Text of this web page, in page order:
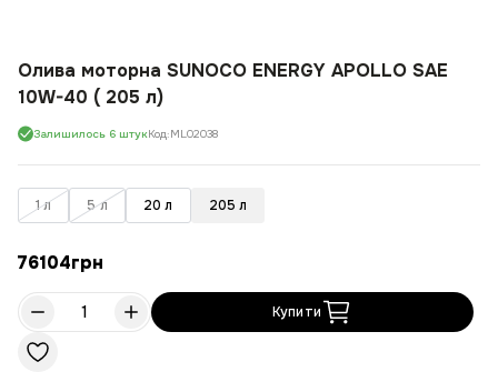
Олива моторна SUNOCO ENERGY APOLLO SAE
10W-40 ( 205 л)
Залишилось 6 штукКод:ML02038
1 л 5 л 20 л 205 л
76104грн
Купити